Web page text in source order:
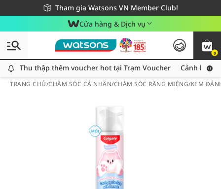
Tham gia Watsons VN Member Club!
Miễn phí giao hàng cho đơn hàng từ 249,000Đ
Giao hàng nhanh 24h - Áp dụng khu vực TP. Hồ Chí Minh
Cửa hàng & Dịch vụ
0
Thu thập thêm voucher hot tại Trạm Voucher
Thu thập thêm voucher hot tại Trạm Voucher Cảnh báo
TRANG CHỦ/CHĂM SÓC CÁ NHÂN/CHĂM SÓC RĂNG MIỆNG/KEM